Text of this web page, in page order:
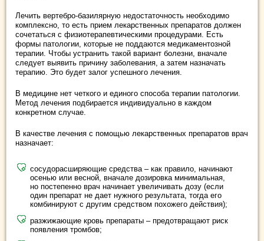
Лечить вертебро-базилярную недостаточность необходимо
комплексно, то есть прием лекарственных препаратов должен
сочетаться с физиотерапевтическими процедурами. Есть
формы патологии, которые не поддаются медикаментозной
терапии. Чтобы устранить такой вариант болезни, вначале
следует выявить причину заболевания, а затем назначать
терапию. Это будет залог успешного лечения.
В медицине нет четкого и единого способа терапии патологии.
Метод лечения подбирается индивидуально в каждом
конкретном случае.
В качестве лечения с помощью лекарственных препаратов врач
назначает:
сосудорасширяющие средства – как правило, начинают
осенью или весной, вначале дозировка минимальная,
но постепенно врач начинает увеличивать дозу (если
один препарат не дает нужного результата, тогда его
комбинируют с другим средством похожего действия);
разжижающие кровь препараты – предотвращают риск
появления тромбов;